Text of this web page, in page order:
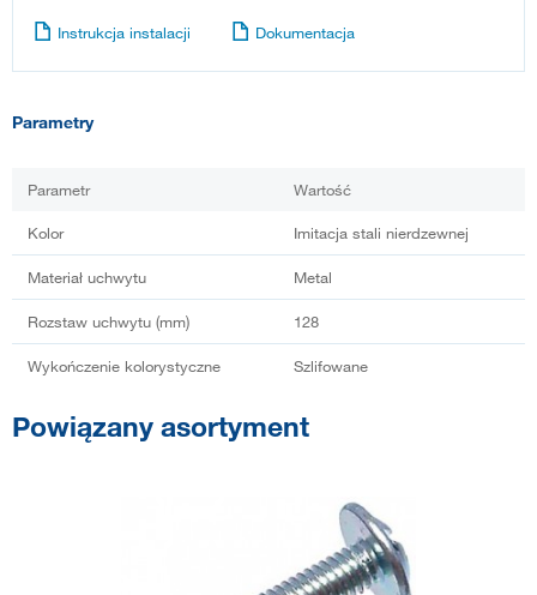
Instrukcja instalacji Dokumentacja
Parametry
Parametr Wartość
Kolor Imitacja stali nierdzewnej
Materiał uchwytu Metal
Rozstaw uchwytu (mm) 128
Wykończenie kolorystyczne Szlifowane
Powiązany asortyment